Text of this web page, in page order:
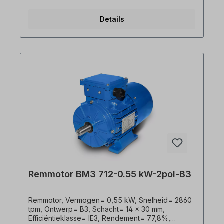
50/60 Hertz, Beschermingsklasse= IP55, Rem= 6
bovenop (draaibaar), Behuizing= gegoten
Motorvoeten= kunnen aan of uit worden
geschroefd. De elektromotor is geschikt voor
gebruik met Frequentieomvormers en voldoet aan
IEC 60034-30:2008. De veerbelaste Rem remt de
motor af wanneer deze Spanningsloos is. In
omvormerbedrijf is de Rem of om de
Remgelijkrichter extern aan te sturen. Een
handmatige ontgrendelingshendel is optioneel
verkrijgbaar voor mechanische ontgrendeling. De
Remmotor is geschikt voor beide draairichtingen.
Details
Remmotor BM3 712-0.55 kW-2pol-B3
Remmotor, Vermogen= 0,55 kW, Snelheid= 2860
tpm, Ontwerp= B3, Schacht= 14 x 30 mm,
Efficiëntieklasse= IE3, Rendement= 77,8%,